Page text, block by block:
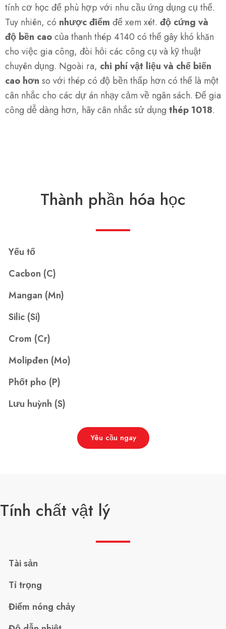
tính cơ học để phù hợp với nhu cầu ứng dụng cụ thể.
Tuy nhiên, có nhược điểm để xem xét. độ cứng và
độ bền caocủa thanh thép 4140 có thể gây khó khăn
cho việc gia công, đòi hỏi các công cụ và kỹ thuật
chuyên dụng. Ngoài ra, chi phí vật liệu và chế biến
cao hơn so với thép có độ bền thấp hơn có thể là một
cân nhắc cho các dự án nhạy cảm về ngân sách. Để gia
công dễ dàng hơn, hãy cân nhắc sử dụng thép 1018.
Thành phần hóa học
Yếu tố
Cacbon (C)
Mangan (Mn)
Silic (Si)
Crom (Cr)
Molipđen (Mo)
Phốt pho (P)
Lưu huỳnh (S)
Yêu cầu ngay
Tính chất vật lý
Tài sản
Tỉ trọng
Điểm nóng chảy